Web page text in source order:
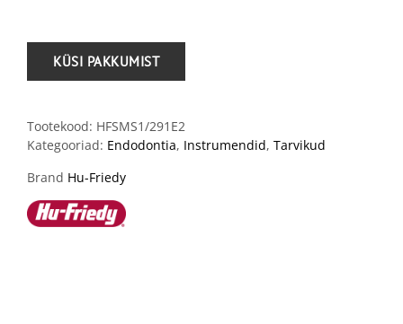
Tootekood: HFSMS1/291E2
Kategooriad: Endodontia, Instrumendid, Tarvikud
Brand Hu-Friedy